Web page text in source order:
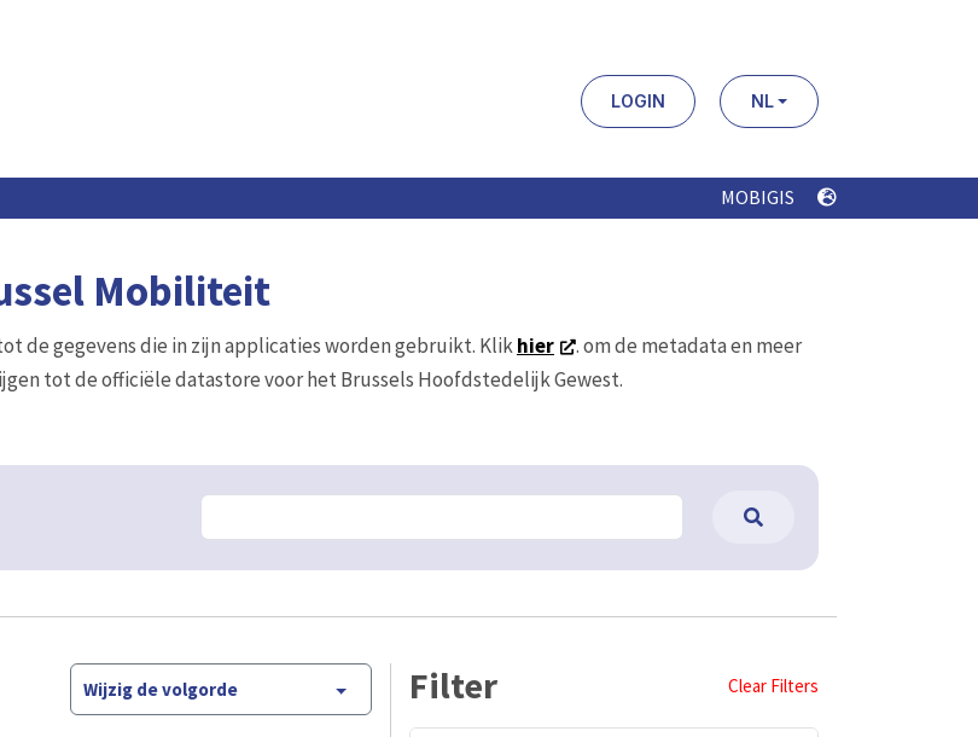
LOGIN NL
MOBIGIS
Mobiliteit
de gegevens die in zijn applicaties worden gebruikt. Klikhier
. om de metadata en meer
tot de officiële datastore voor het Brussels Hoofdstedelijk Gewest.
Wijzig de volgorde Filter Clear Filters